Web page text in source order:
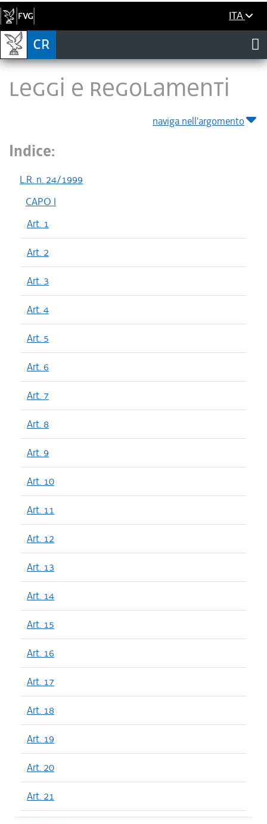
ITA
LEGGI E REGOLAMENTI
naviga nell'argomento
Indice:
L.R. n. 24/1999
CAPO I
Art. 1
Art. 2
Art. 3
Art. 4
Art. 5
Art. 6
Art. 7
Art. 8
Art. 9
Art. 10
Art. 11
Art. 12
Art. 13
Art. 14
Art. 15
Art. 16
Art. 17
Art. 18
Art. 19
Art. 20
Art. 21